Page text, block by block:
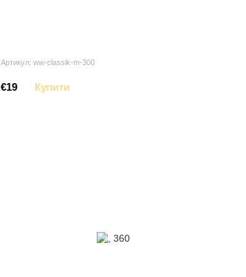
Артикул: ww-classik-m-300
€19 Купити